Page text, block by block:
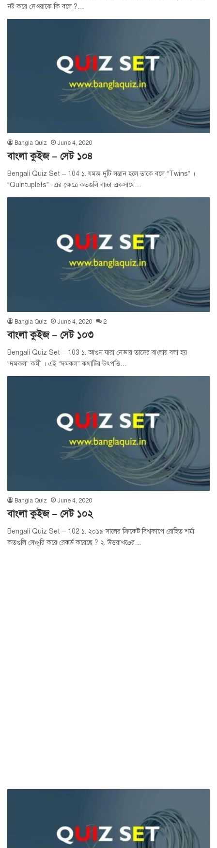
নষ্ট করে দেওয়াকে কি বলে ?…
Bangla Quiz June 4, 2020
বাংলা কুইজ – সেট ১০৪
Bengali Quiz Set – 104 ১. যমজ দুটি সন্তান হলে তাকে বলে “Twins” ।
“Quintuplets” -এর ক্ষেত্রে কতগুলি বাচ্চা একসাথে…
Bangla Quiz June 4, 2020 2
বাংলা কুইজ – সেট ১০৩
Bengali Quiz Set – 103 ১. আগুন যারা নেভায় তাদের বাংলায় বলা হয়
“দমকল” কর্মী । এই “দমকল” কথাটির উৎপত্তি…
Bangla Quiz June 4, 2020
বাংলা কুইজ – সেট ১০২
Bengali Quiz Set – 102 ১. ২০১৯ সালের ক্রিকেট বিশ্বকাপে রোহিত শর্মা
কতগুলি সেঞ্চুরি করে রেকর্ড করেছে ? ২. উত্তরাখণ্ডের…